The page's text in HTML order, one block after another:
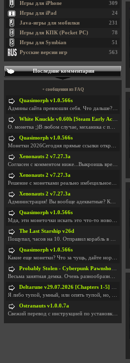
309
Игры для iPhone
24
Игры для iPad
231
Java-игры для мобилки
78
Игры для КПК (Pocket PC)
51
Игры для Symbian
563
Русские версии игр
Последние комментарии
+ сообщения из FAQ
Quasimorph v1.0.566s
Админы сайта превзошли себя. Что дальше? Засунь се
White Knuckle v0.60h [Steam Early Access]
О. монетка ;)В любом случае, механика с поиском мо
Quasimorph v1.0.566s
Монетки 2026Сегодня прямые ссылки открываются посл
Xenonauts 2 v7.27.3a
Согласен с комментом ниже...Выкроишь время чтобы з
Xenonauts 2 v7.27.3a
Решение с монетками реально имбецильное. Как сдела
Xenonauts 2 v7.27.3a
Администрация! Вы вообще адекватные? Какие монетки
Quasimorph v1.0.566s
Мда, эти монеточки искать это что-то новое в сфере
The Last Starship v26d
Пощупал, часов на 10. Отправил корабль в другую Га
Quasimorph v1.0.566s
Какие еще монетки? Что за чущь, дайте нормально ск
Probably Stolen - Cyberpunk Pawnshop Simulator v048c [Playtest]
Весьма занятная демка. Очень разнообразные механик
Deltarune v29.07.2026 [Chapters 1-5] / + RUS [Chapters 1-5]
Я либо тупой, умный, или опять тупой, но, вроде я
Ostranauts v1.0.0.7a
Свежий перевод с инструкцией по установкеhttps://g